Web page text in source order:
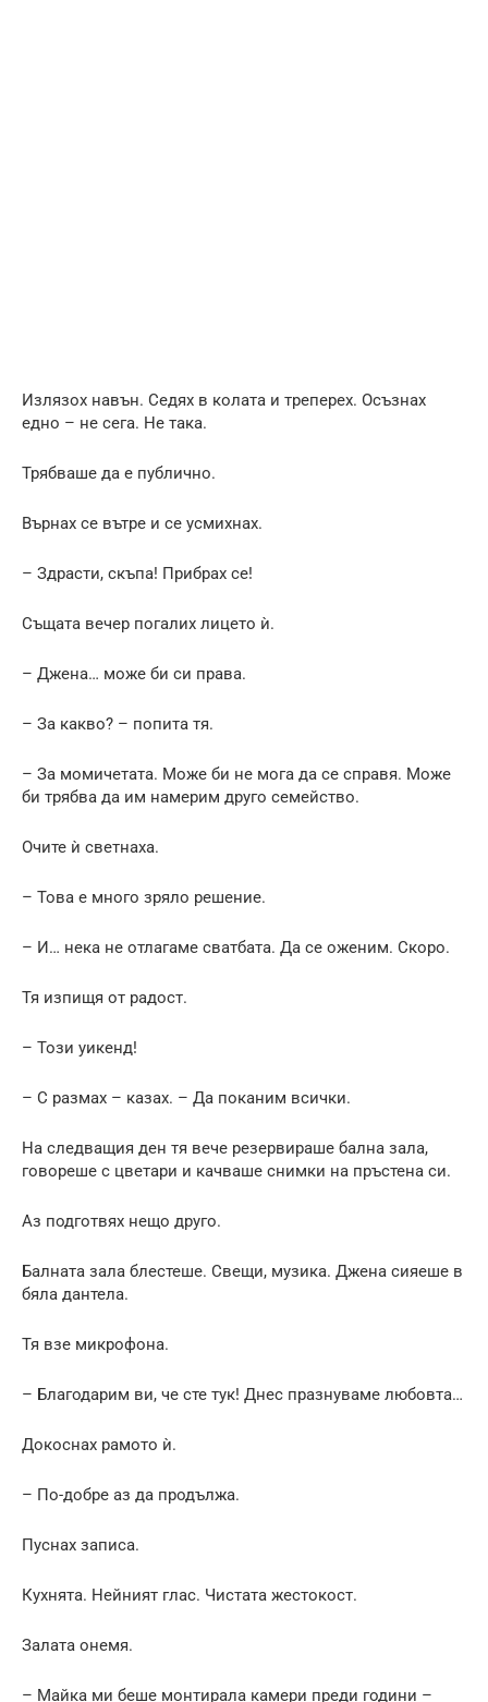
Излязох навън. Седях в колата и треперех. Осъзнах
едно – не сега. Не така.
Трябваше да е публично.
Върнах се вътре и се усмихнах.
– Здрасти, скъпа! Прибрах се!
Същата вечер погалих лицето ѝ.
– Джена… може би си права.
– За какво? – попита тя.
– За момичетата. Може би не мога да се справя. Може
би трябва да им намерим друго семейство.
Очите ѝ светнаха.
– Това е много зряло решение.
– И… нека не отлагаме сватбата. Да се оженим. Скоро.
Тя изпищя от радост.
– Този уикенд!
– С размах – казах. – Да поканим всички.
На следващия ден тя вече резервираше бална зала,
говореше с цветари и качваше снимки на пръстена си.
Аз подготвях нещо друго.
Балната зала блестеше. Свещи, музика. Джена сияеше в
бяла дантела.
Тя взе микрофона.
– Благодарим ви, че сте тук! Днес празнуваме любовта…
Докоснах рамото ѝ.
– По-добре аз да продължа.
Пуснах записа.
Кухнята. Нейният глас. Чистата жестокост.
Залата онемя.
– Майка ми беше монтирала камери преди години –